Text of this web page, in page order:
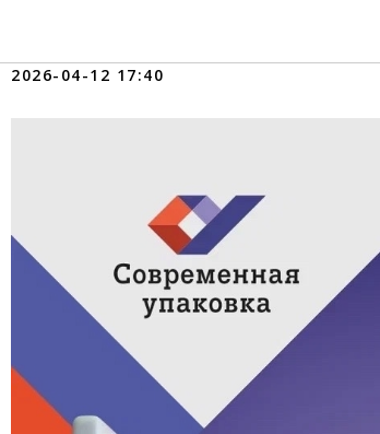
С Днём
2026-04-12 17:40